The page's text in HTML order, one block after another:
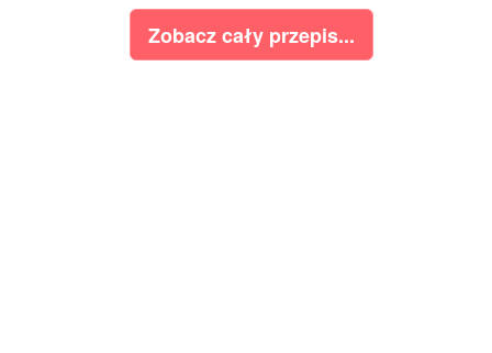
Zobacz cały przepis...